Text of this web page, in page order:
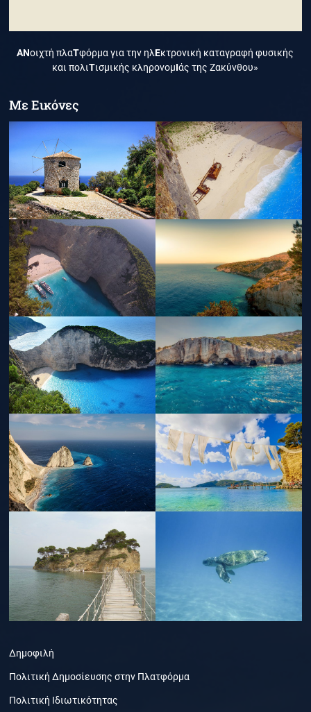
ΑΝοιχτή πλαΤφόρμα για την ηλΕκτρονική καταγραφή φυσικής
και πολιΤισμικής κληρονομΙάς της Ζακύνθου»
Με Εικόνες
Δημοφιλή
Πολιτική Δημοσίευσης στην Πλατφόρμα
Πολιτική Ιδιωτικότητας